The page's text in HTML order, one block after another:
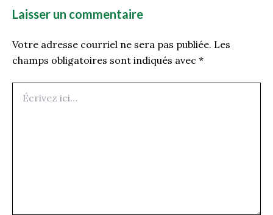
Laisser un commentaire
Votre adresse courriel ne sera pas publiée. Les
champs obligatoires sont indiqués avec *
ici…